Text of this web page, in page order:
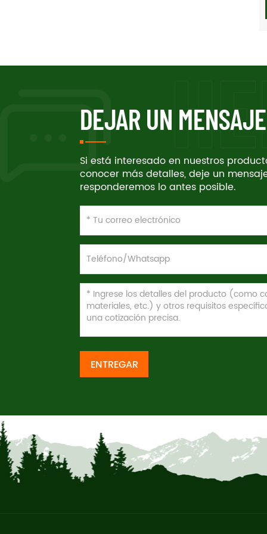
DEJAR UN MENSAJE
Si está interesado en nuestros
conocer más detalles, deje un
responderemos lo antes posible.
ENTREGAR